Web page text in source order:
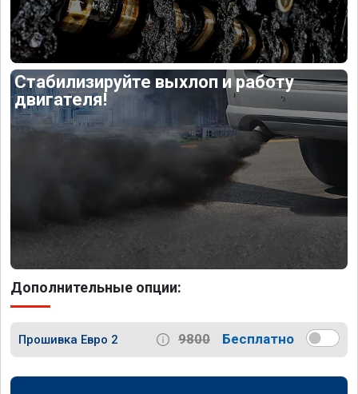
Стабилизируйте выхлоп и работу
двигателя!
Дополнительные опции:
Прошивка Евро 2 9800 Бесплатно